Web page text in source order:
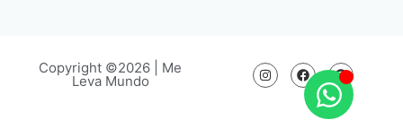
Copyright ©2026 | Me
Leva Mundo